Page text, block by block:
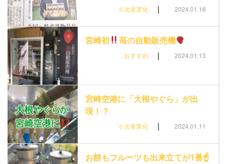
６次産業化 | 2024.01.18
宮崎初 苺の自動販売機
おすすめ | 2024.01.13
宮崎空港に「大根やぐら」が出
現！？
６次産業化 | 2024.01.11
お餅もフルーツも出来立てが1番☝️